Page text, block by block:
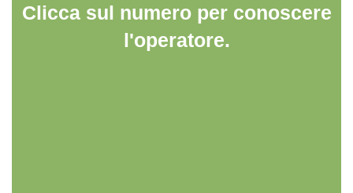
Clicca sul numero per conoscere
l'operatore.